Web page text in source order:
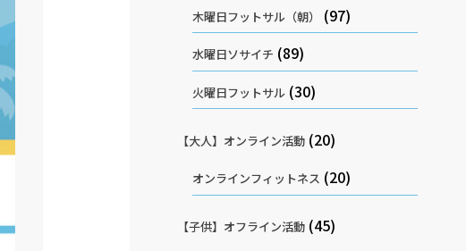
木曜日フットサル（朝） (97)
水曜日ソサイチ (89)
火曜日フットサル(30)
【大人】オンライン活動 (20)
オンラインフィットネス (20)
【子供】オフライン活動 (45)